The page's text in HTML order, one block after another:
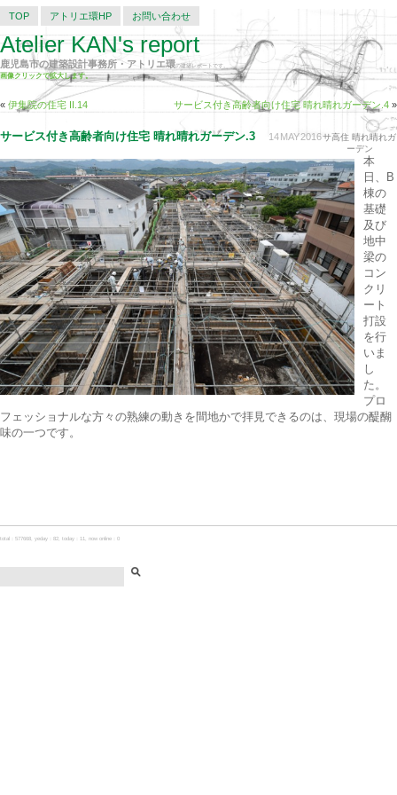
TOP アトリエ環HP お問い合わせ
Atelier KAN's report
鹿児島市の建築設計事務所・アトリエ環の建築レポートです。
画像クリックで拡大します。
« 伊集院の住宅 II.14 サービス付き高齢者向け住宅 晴れ晴れガーデン.4 »
14MAY2016サ高住 晴れ晴れガ
ーデン
サービス付き高齢者向け住宅 晴れ晴れガーデン.3
本
日、B
棟の
基礎
及び
地中
梁の
コン
クリ
ート
打設
を行
いま
し
た。
プロ
フェッショナルな方々の熟練の動きを間地かで拝見できるのは、現場の醍醐
味の一つです。
total：577668, yeday：82, today：11, now online：0